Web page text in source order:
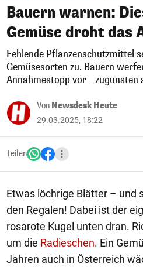
Bauern warnen:
Gemüse droht das
Fehlende Pflanzenschutzmittel
Gemüsesorten zu. Bauern
Annahmestopp vor – zugunsten
Von Newsdesk Heute
29.03.2025, 18:22
Teilen
Etwas löchrige Blätter – und
den Regalen! Dabei ist der
rosarote Kugel unten dran.
um die Radieschen. Ein
Jahren auch in Österreich